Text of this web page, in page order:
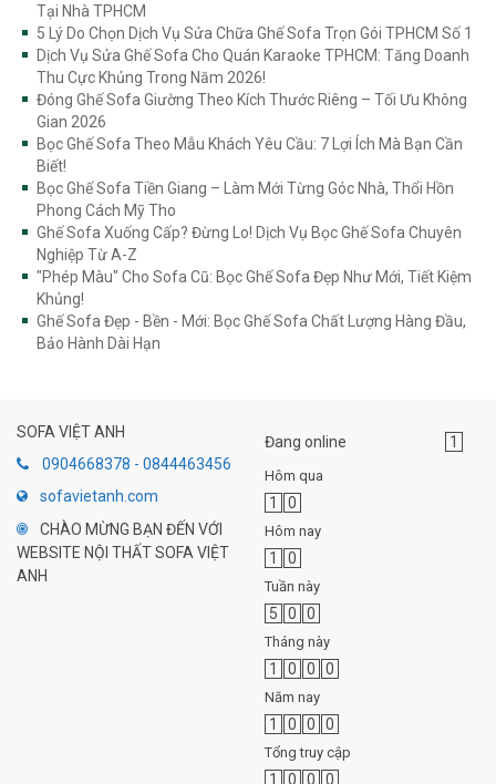
Tại Nhà TPHCM
5 Lý Do Chọn Dịch Vụ Sửa Chữa Ghế Sofa Trọn Gói TPHCM Số 1
Dịch Vụ Sửa Ghế Sofa Cho Quán Karaoke TPHCM: Tăng Doanh
Thu Cực Khủng Trong Năm 2026!
Đóng Ghế Sofa Giường Theo Kích Thước Riêng – Tối Ưu Không
Gian 2026
Bọc Ghế Sofa Theo Mẫu Khách Yêu Cầu: 7 Lợi Ích Mà Bạn Cần
Biết!
Bọc Ghế Sofa Tiền Giang – Làm Mới Từng Góc Nhà, Thổi Hồn
Phong Cách Mỹ Tho
Ghế Sofa Xuống Cấp? Đừng Lo! Dịch Vụ Bọc Ghế Sofa Chuyên
Nghiệp Từ A-Z
"Phép Màu" Cho Sofa Cũ: Bọc Ghế Sofa Đẹp Như Mới, Tiết Kiệm
Khủng!
Ghế Sofa Đẹp - Bền - Mới: Bọc Ghế Sofa Chất Lượng Hàng Đầu,
Bảo Hành Dài Hạn
SOFA VIỆT ANH
0904668378 - 0844463456
sofavietanh.com
CHÀO MỪNG BẠN ĐẾN VỚI
WEBSITE NỘI THẤT SOFA VIỆT
ANH
Đang online 1
Hôm qua
1 0
Hôm nay
1 0
Tuần này
5 0 0
Tháng này
1 0 0 0
Năm nay
1 0 0 0
Tổng truy cập
1 0 0 0